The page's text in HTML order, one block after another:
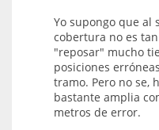
Yo supongo que al
cobertura no es
"reposar" mucho
posiciones
tramo. Pero no se,
bastante amplia
metros de error.